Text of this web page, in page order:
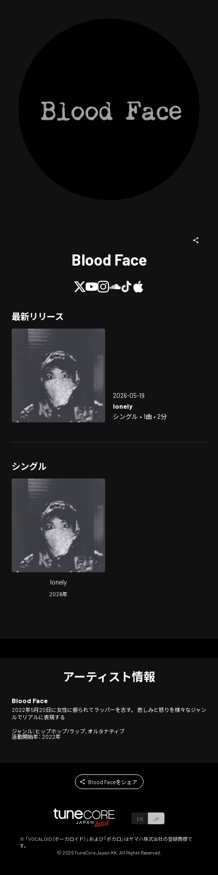
Blood Face
最新リリース
2026-05-19
lonely
シングル • 1曲 • 2分
シングル
lonely
2026年
アーティスト情報
Blood Face
2022年5月20日に女性に振られてラッパーを志す。 悲しみと怒りを様々なジャン
ルでリアルに表現する
ジャンル：ヒップホップ/ラップ, オルタナティブ
活動開始年： 2022年
Blood Faceをシェア
EN JP
※ 「VOCALOID（ボーカロイド）」および「ボカロ」はヤマハ株式会社の登録商標で
す。
© 2026TuneCore Japan KK. All Rights Reserved.